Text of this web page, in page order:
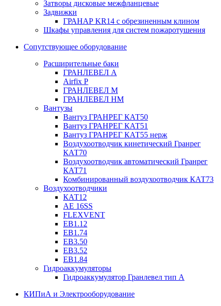
Затворы дисковые межфланцевые
Задвижки
ГРАНАР KR14 с обрезиненным клином
Шкафы управления для систем пожаротушения
Сопутствующее оборудование
Расширительные баки
ГРАНЛЕВЕЛ А
Airfix P
ГРАНЛЕВЕЛ М
ГРАНЛЕВЕЛ НМ
Вантузы
Вантуз ГРАНРЕГ КАТ50
Вантуз ГРАНРЕГ КАТ51
Вантуз ГРАНРЕГ КАТ55 нерж
Воздухоотводчик кинетический Гранрег
КАТ70
Воздухоотводчик автоматический Гранрег
КАТ71
Комбинированный воздухоотводчик КАТ73
Воздухоотводчики
КАТ12
AE 16SS
FLEXVENT
EB1.12
EB1.74
EB3.50
EB3.52
EB1.84
Гидроаккумуляторы
Гидроаккумулятор Гранлевел тип А
КИПиА и Электрооборудование